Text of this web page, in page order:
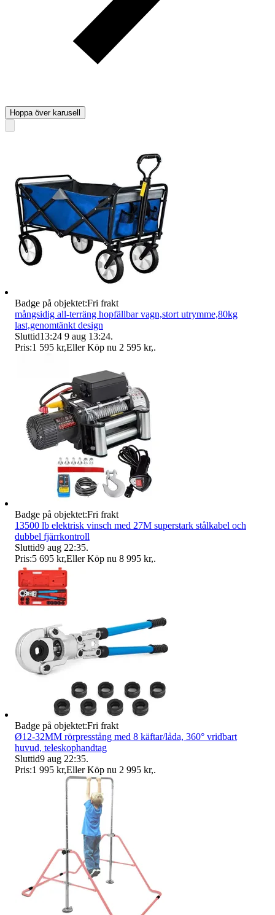
Hoppa över karusell
Badge på objektet:Fri frakt
mångsidig all-terräng hopfällbar vagn,stort utrymme,80kg
last,genomtänkt design
Sluttid13:24 9 aug 13:24.
Pris:1 595 kr,Eller Köp nu 2 595 kr,.
Badge på objektet:Fri frakt
13500 lb elektrisk vinsch med 27M superstark stålkabel och
dubbel fjärrkontroll
Sluttid9 aug 22:35.
Pris:5 695 kr,Eller Köp nu 8 995 kr,.
Badge på objektet:Fri frakt
Ø12-32MM rörpresstång med 8 käftar/låda, 360° vridbart
huvud, teleskophandtag
Sluttid9 aug 22:35.
Pris:1 995 kr,Eller Köp nu 2 995 kr,.